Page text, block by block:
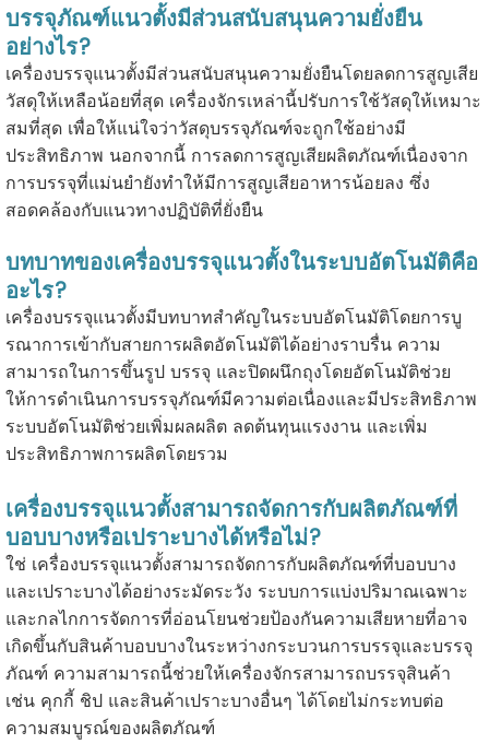
บรรจุภัณฑ์แนวตั้งมีส่วนสนับสนุนความยั่งยืน
อย่างไร?
เครื่องบรรจุแนวตั้งมีส่วนสนับสนุนความยั่งยืนโดยลดการสูญเสีย
วัสดุให้เหลือน้อยที่สุด เครื่องจักรเหล่านี้ปรับการใช้วัสดุให้เหมาะ
สมที่สุด เพื่อให้แน่ใจว่าวัสดุบรรจุภัณฑ์จะถูกใช้อย่างมี
ประสิทธิภาพ นอกจากนี้ การลดการสูญเสียผลิตภัณฑ์เนื่องจาก
การบรรจุที่แม่นยำยังทำให้มีการสูญเสียอาหารน้อยลง ซึ่ง
สอดคล้องกับแนวทางปฏิบัติที่ยั่งยืน
บทบาทของเครื่องบรรจุแนวตั้งในระบบอัตโนมัติคือ
อะไร?
เครื่องบรรจุแนวตั้งมีบทบาทสำคัญในระบบอัตโนมัติโดยการบู
รณาการเข้ากับสายการผลิตอัตโนมัติได้อย่างราบรื่น ความ
สามารถในการขึ้นรูป บรรจุ และปิดผนึกถุงโดยอัตโนมัติช่วย
ให้การดำเนินการบรรจุภัณฑ์มีความต่อเนื่องและมีประสิทธิภาพ
ระบบอัตโนมัติช่วยเพิ่มผลผลิต ลดต้นทุนแรงงาน และเพิ่ม
ประสิทธิภาพการผลิตโดยรวม
เครื่องบรรจุแนวตั้งสามารถจัดการกับผลิตภัณฑ์ที่
บอบบางหรือเปราะบางได้หรือไม่?
ใช่ เครื่องบรรจุแนวตั้งสามารถจัดการกับผลิตภัณฑ์ที่บอบบาง
และเปราะบางได้อย่างระมัดระวัง ระบบการแบ่งปริมาณเฉพาะ
และกลไกการจัดการที่อ่อนโยนช่วยป้องกันความเสียหายที่อาจ
เกิดขึ้นกับสินค้าบอบบางในระหว่างกระบวนการบรรจุและบรรจุ
ภัณฑ์ ความสามารถนี้ช่วยให้เครื่องจักรสามารถบรรจุสินค้า
เช่น คุกกี้ ชิป และสินค้าเปราะบางอื่นๆ ได้โดยไม่กระทบต่อ
ความสมบูรณ์ของผลิตภัณฑ์